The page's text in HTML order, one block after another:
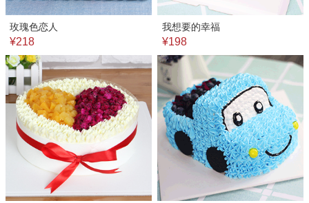
玫瑰色恋人
¥218
我想要的幸福
¥198